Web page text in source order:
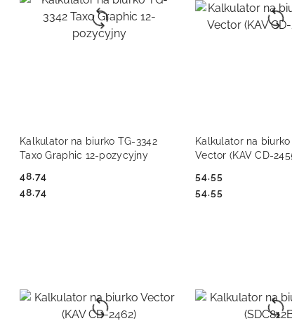
Kalkulator na biurko TG-3342
Taxo Graphic 12-pozycyjny
Cena:
48.74
Cena:
48.74
DO KOSZYKA
Kalkulator na
Vector (KAV CD-
Cena:
54.55
Cena:
54.55
DO